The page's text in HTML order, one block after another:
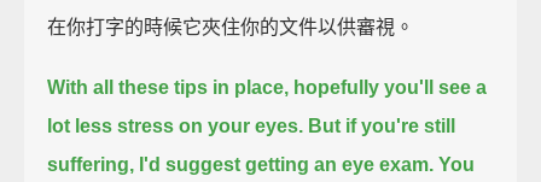
在你打字的時候它夾住你的文件以供審視。
With all these tips in place, hopefully you'll see a
lot less stress on your eyes. But if you're still
suffering, I'd suggest getting an eye exam. You